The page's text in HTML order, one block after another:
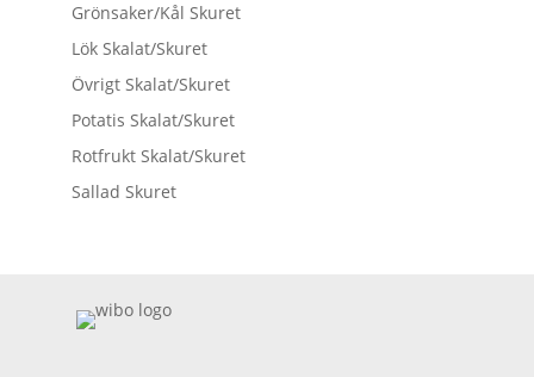
Grönsaker/Kål Skuret
Lök Skalat/Skuret
Övrigt Skalat/Skuret
Potatis Skalat/Skuret
Rotfrukt Skalat/Skuret
Sallad Skuret